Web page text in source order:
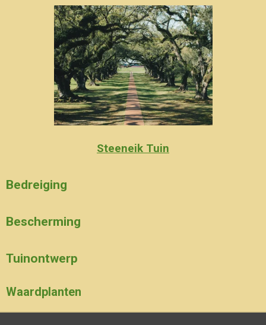
Steeneik Tuin
Bedreiging
Bescherming
Tuinontwerp
Waardplanten